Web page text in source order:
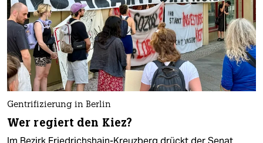
Gentrifizierung in Berlin
Wer regiert den Kiez?